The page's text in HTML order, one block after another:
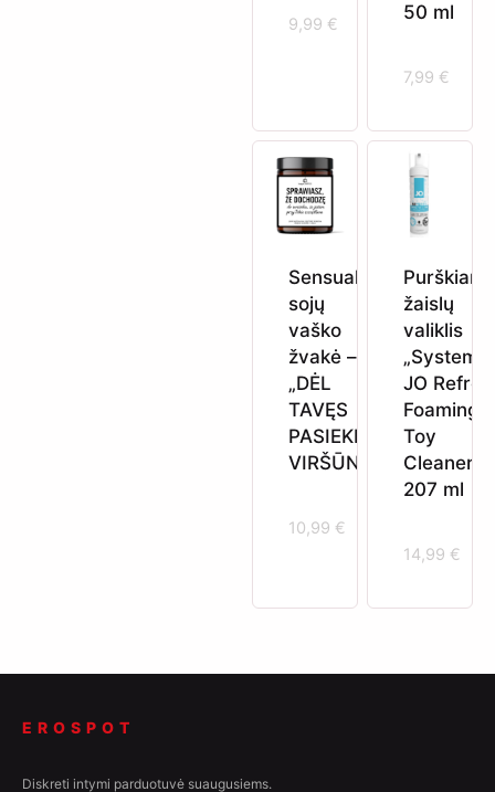
9,99 €
50 ml
7,99 €
Sensuali
sojų
vaško
žvakė –
„DĖL
TAVĘS
PASIEKIU
VIRŠŪNĘ“
10,99 €
žaislų
valiklis
„System
JO
Foaming
Toy
Cleaner“
207 ml
14,99 €
EROSPOT
Diskreti intymi parduotuvė suaugusiems.